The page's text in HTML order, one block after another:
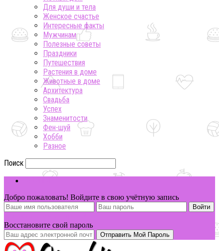
Для души и тела
Женское счастье
Интересные факты
Мужчинам
Полезные советы
Праздники
Путешествия
Растения в доме
Животные в доме
Архитектура
Свадьба
Успех
Знаменитости
Фен-шуй
Хобби
Разное
Поиск
Добро пожаловать! Войдите в свою учётную запись
Восстановите свой пароль